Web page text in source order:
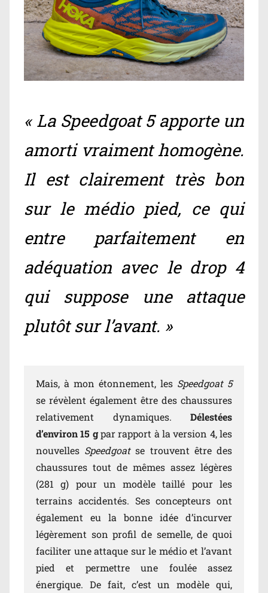
« La Speedgoat 5 apporte un
amorti vraiment homogène.
Il est clairement très bon
sur le médio pied, ce qui
entre parfaitement en
adéquation avec le drop 4
qui suppose une attaque
plutôt sur l’avant. »
Mais, à mon étonnement, les Speedgoat 5
se révèlent également être des chaussures
relativement dynamiques. Délestées
d’environ 15 gpar rapport à la version 4, les
nouvelles Speedgoatse trouvent être des
chaussures tout de mêmes assez légères
(281 g) pour un modèle taillé pour les
terrains accidentés. Ses concepteurs ont
également eu la bonne idée d’incurver
légèrement son profil de semelle, de quoi
faciliter une attaque sur le médio et l’avant
pied et permettre une foulée assez
énergique. De fait, c’est un modèle qui,